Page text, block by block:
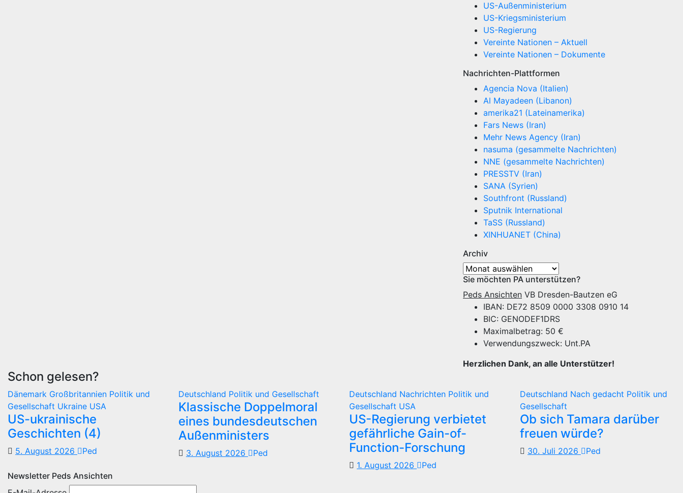
US-Außenministerium
US-Kriegsministerium
US-Regierung
Vereinte Nationen – Aktuell
Vereinte Nationen – Dokumente
Nachrichten-Plattformen
Agencia Nova (Italien)
Al Mayadeen (Libanon)
amerika21 (Lateinamerika)
Fars News (Iran)
Mehr News Agency (Iran)
nasuma (gesammelte Nachrichten)
NNE (gesammelte Nachrichten)
PRESSTV (Iran)
SANA (Syrien)
Southfront (Russland)
Sputnik International
TaSS (Russland)
XINHUANET (China)
Archiv
Archiv
Sie möchten PA unterstützen?
Peds Ansichten VB Dresden-Bautzen eG
IBAN: DE72 8509 0000 3308 0910 14
BIC: GENODEF1DRS
Maximalbetrag: 50 €
Verwendungszweck: Unt.PA
Herzlichen Dank, an alle Unterstützer!
Schon gelesen?
Dänemark Großbritannien Politik und
Gesellschaft Ukraine USA
US-ukrainische
Geschichten (4)
5. August 2026 Ped
Deutschland Politik und Gesellschaft
Klassische Doppelmoral
eines bundesdeutschen
Außenministers
3. August 2026 Ped
Deutschland Nachrichten Politik und
Gesellschaft USA
US-Regierung verbietet
gefährliche Gain-of-
Function-Forschung
1. August 2026 Ped
Deutschland Nach gedacht Politik und
Gesellschaft
Ob sich Tamara darüber
freuen würde?
30. Juli 2026 Ped
Newsletter Peds Ansichten